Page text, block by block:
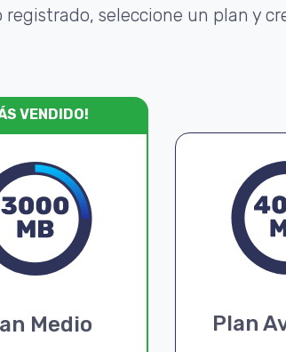
seleccione un plan y
VENDIDO!
Medio Plan